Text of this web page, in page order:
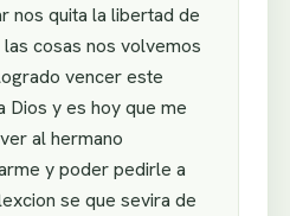
nos quita la libertad de
cosas nos volvemos
vencer este
Dios y es hoy que me
al hermano
y poder pedirle a
se que sevira de